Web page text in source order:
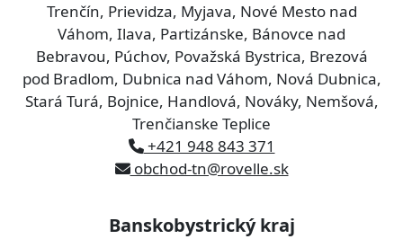
Trenčín, Prievidza, Myjava, Nové Mesto nad
Váhom, Ilava, Partizánske, Bánovce nad
Bebravou, Púchov, Považská Bystrica, Brezová
pod Bradlom, Dubnica nad Váhom, Nová Dubnica,
Stará Turá, Bojnice, Handlová, Nováky, Nemšová,
Trenčianske Teplice
+421 948 843 371
obchod-tn@rovelle.sk
Banskobystrický kraj